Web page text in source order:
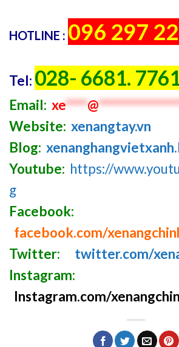
HOTLINE : 096 297
Tel: 028- 6681.
Email: xe****@
Website: xenangtay.vn
Blog:
Youtube: https://
g
Facebook:
facebook.com/
Twitter:
twitter.com/
Instagram:
Instagram.com/